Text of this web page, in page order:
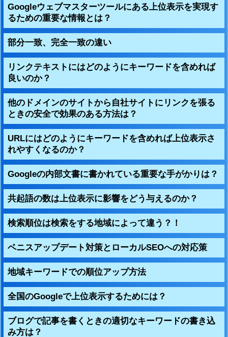
Googleウェブマスターツールにある上位表示を実現す
るための重要な情報とは？
部分一致、完全一致の違い
リンクテキストにはどのようにキーワードを含めれば
良いのか？
他のドメインのサイトから自社サイトにリンクを張る
ときの安全で効果のある方法は？
URLにはどのようにキーワードを含めれば上位表示さ
れやすくなるのか？
Googleの内部文書に書かれている重要な手がかりは？
共起語の数は上位表示に影響をどう与えるのか？
検索順位は検索をする地域によって違う？！
ベニスアップデート対策とローカルSEOへの対応策
地域キーワードでの順位アップ方法
全国のGoogleで上位表示するためには？
ブログで記事を書くときの適切なキーワードの書き込
み方は？